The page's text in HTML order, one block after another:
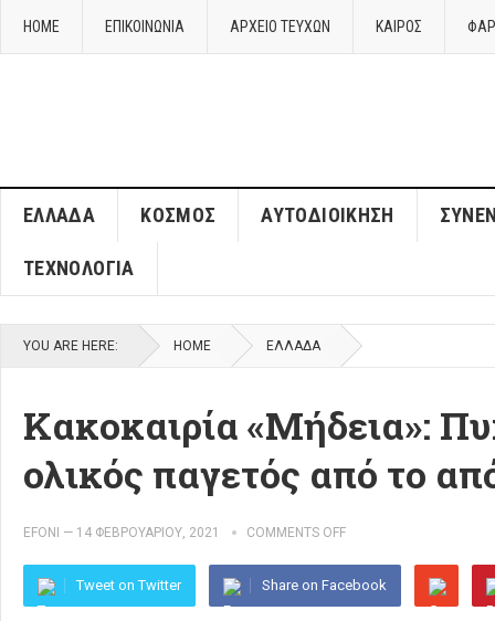
HOME ΕΠΙΚΟΙΝΩΝΙΑ ΑΡΧΕΙΟ ΤΕΥΧΩΝ ΚΑΙΡΌΣ
ΈΛΛΑΔΑ ΚΌΣΜΟΣ ΑΥΤΟΔΙΟΊΚΗΣΗ
ΤΕΧΝΟΛΟΓΊΑ
YOU ARE HERE: HOME ΈΛΛΑΔΑ
Κακοκαιρία «Μήδεια»:
ολικός παγετός από το
EFONI — 14 ΦΕΒΡΟΥΑΡΊΟΥ, 2021 COMMENTS OFF
Tweet on Twitter Share on Facebook